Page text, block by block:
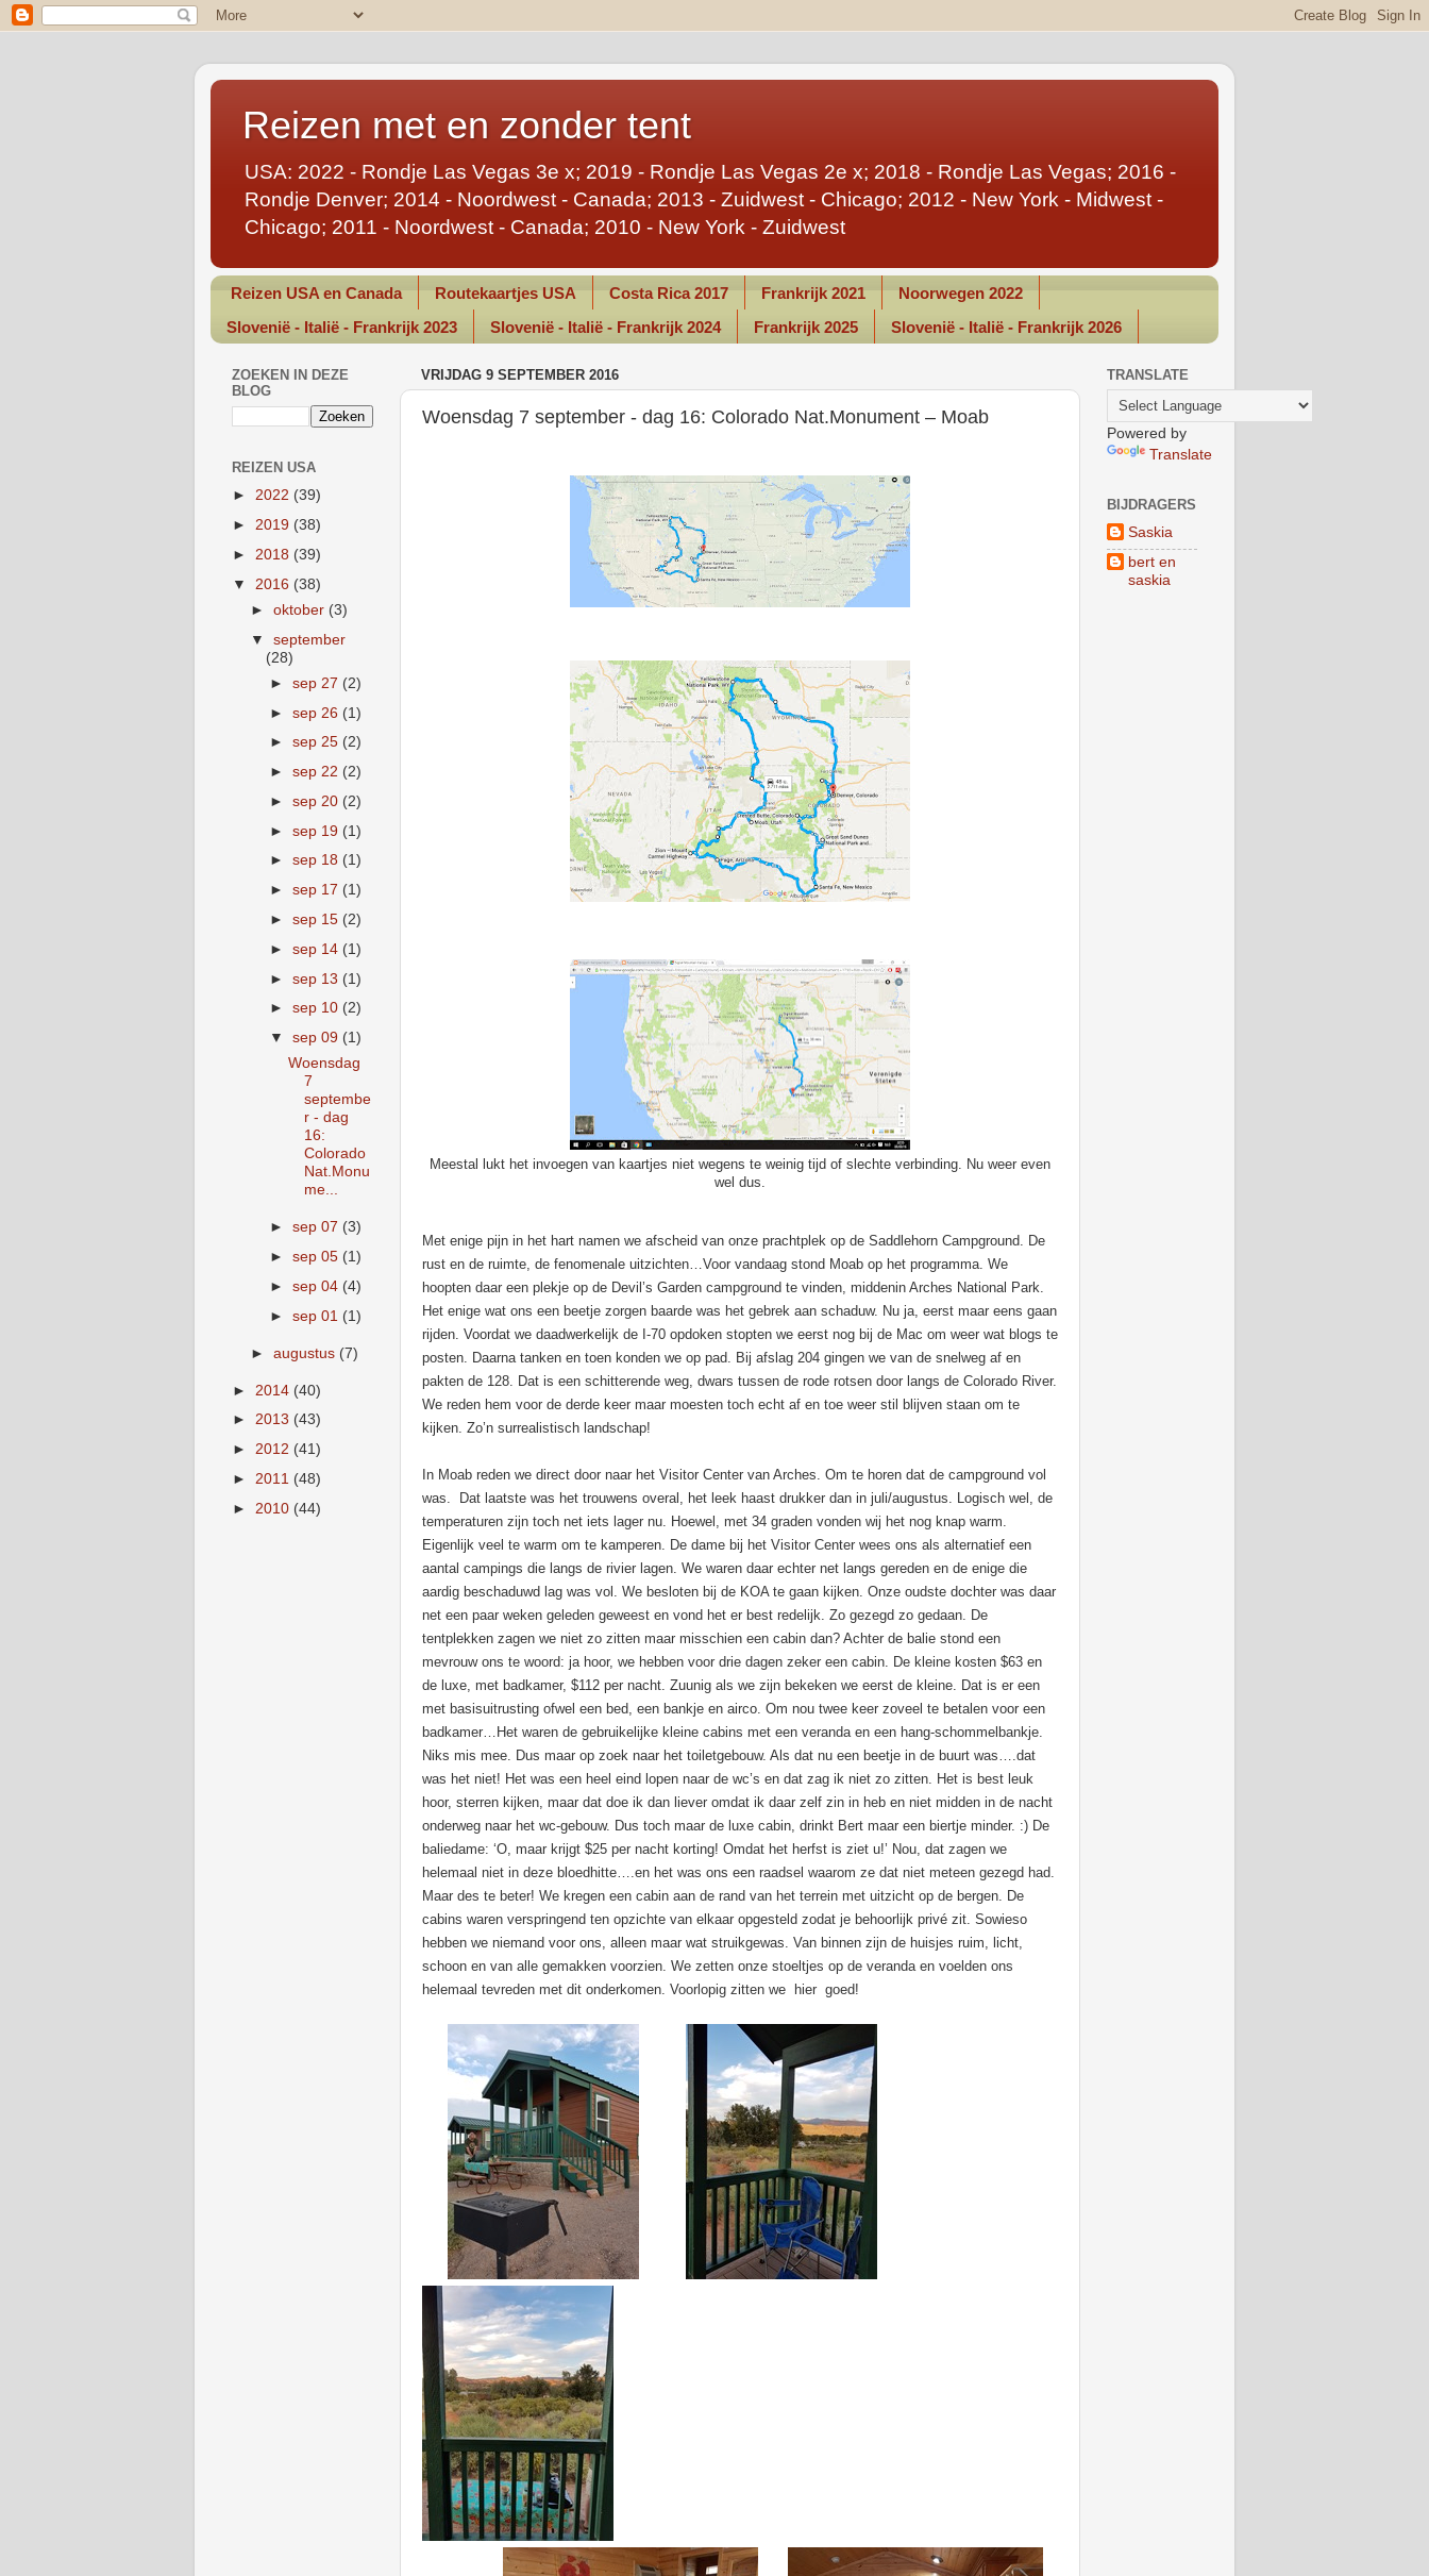
Reizen met en zonder tent
USA: 2022 - Rondje Las Vegas 3e x; 2019 - Rondje Las Vegas 2e x; 2018 - Rondje Las Vegas; 2016 -
Rondje Denver; 2014 - Noordwest - Canada; 2013 - Zuidwest - Chicago; 2012 - New York - Midwest -
Chicago; 2011 - Noordwest - Canada; 2010 - New York - Zuidwest
Reizen USA en Canada Routekaartjes USA Costa Rica 2017 Frankrijk 2021
Noorwegen 2022
Slovenië - Italië - Frankrijk 2023
Slovenië - Italië - Frankrijk 2024 Frankrijk 2025 Slovenië - Italië - Frankrijk 2026
VRIJDAG 9 SEPTEMBER 2016
Woensdag 7 september - dag 16: Colorado Nat.Monument – Moab
Meestal lukt het invoegen van kaartjes niet wegens te weinig tijd of slechte verbinding. Nu weer even
wel dus.
Met enige pijn in het hart namen we afscheid van onze prachtplek op de Saddlehorn Campground. De
rust en de ruimte, de fenomenale uitzichten…Voor vandaag stond Moab op het programma. We
hoopten daar een plekje op de Devil’s Garden campground te vinden, middenin Arches National Park.
Het enige wat ons een beetje zorgen baarde was het gebrek aan schaduw. Nu ja, eerst maar eens gaan
rijden. Voordat we daadwerkelijk de I-70 opdoken stopten we eerst nog bij de Mac om weer wat blogs te
posten. Daarna tanken en toen konden we op pad. Bij afslag 204 gingen we van de snelweg af en
pakten de 128. Dat is een schitterende weg, dwars tussen de rode rotsen door langs de Colorado River.
We reden hem voor de derde keer maar moesten toch echt af en toe weer stil blijven staan om te
kijken. Zo’n surrealistisch landschap!
In Moab reden we direct door naar het Visitor Center van Arches. Om te horen dat de campground vol
was. Dat laatste was het trouwens overal, het leek haast drukker dan in juli/augustus. Logisch wel, de
temperaturen zijn toch net iets lager nu. Hoewel, met 34 graden vonden wij het nog knap warm.
Eigenlijk veel te warm om te kamperen. De dame bij het Visitor Center wees ons als alternatief een
aantal campings die langs de rivier lagen. We waren daar echter net langs gereden en de enige die
aardig beschaduwd lag was vol. We besloten bij de KOA te gaan kijken. Onze oudste dochter was daar
net een paar weken geleden geweest en vond het er best redelijk. Zo gezegd zo gedaan. De
tentplekken zagen we niet zo zitten maar misschien een cabin dan? Achter de balie stond een
mevrouw ons te woord: ja hoor, we hebben voor drie dagen zeker een cabin. De kleine kosten $63 en
de luxe, met badkamer, $112 per nacht. Zuunig als we zijn bekeken we eerst de kleine. Dat is er een
met basisuitrusting ofwel een bed, een bankje en airco. Om nou twee keer zoveel te betalen voor een
badkamer…Het waren de gebruikelijke kleine cabins met een veranda en een hang-schommelbankje.
Niks mis mee. Dus maar op zoek naar het toiletgebouw. Als dat nu een beetje in de buurt was….dat
was het niet! Het was een heel eind lopen naar de wc’s en dat zag ik niet zo zitten. Het is best leuk
hoor, sterren kijken, maar dat doe ik dan liever omdat ik daar zelf zin in heb en niet midden in de nacht
onderweg naar het wc-gebouw. Dus toch maar de luxe cabin, drinkt Bert maar een biertje minder. :) De
baliedame: ‘O, maar krijgt $25 per nacht korting! Omdat het herfst is ziet u!’ Nou, dat zagen we
helemaal niet in deze bloedhitte….en het was ons een raadsel waarom ze dat niet meteen gezegd had.
Maar des te beter! We kregen een cabin aan de rand van het terrein met uitzicht op de bergen. De
cabins waren verspringend ten opzichte van elkaar opgesteld zodat je behoorlijk privé zit. Sowieso
hebben we niemand voor ons, alleen maar wat struikgewas. Van binnen zijn de huisjes ruim, licht,
schoon en van alle gemakken voorzien. We zetten onze stoeltjes op de veranda en voelden ons
helemaal tevreden met dit onderkomen. Voorlopig zitten we hier goed!
ZOEKEN IN DEZE
BLOG
REIZEN USA
► 2022 (39)
► 2019 (38)
► 2018 (39)
▼ 2016 (38)
►oktober (3)
▼september
(28)
► sep 27 (2)
► sep 26 (1)
► sep 25 (2)
► sep 22 (2)
► sep 20 (2)
► sep 19 (1)
► sep 18 (1)
► sep 17 (1)
► sep 15 (2)
► sep 14 (1)
► sep 13 (1)
► sep 10 (2)
▼ sep 09 (1)
Woensdag
7
septembe
r - dag
16:
Colorado
Nat.Monu
me...
► sep 07 (3)
► sep 05 (1)
► sep 04 (4)
► sep 01 (1)
►augustus (7)
► 2014 (40)
► 2013 (43)
► 2012 (41)
► 2011 (48)
► 2010 (44)
TRANSLATE
Powered by
Translate
BIJDRAGERS
Saskia
bert en
saskia